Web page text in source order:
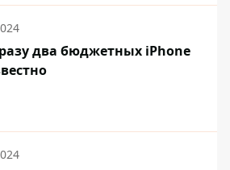
два бюджетных iPhone